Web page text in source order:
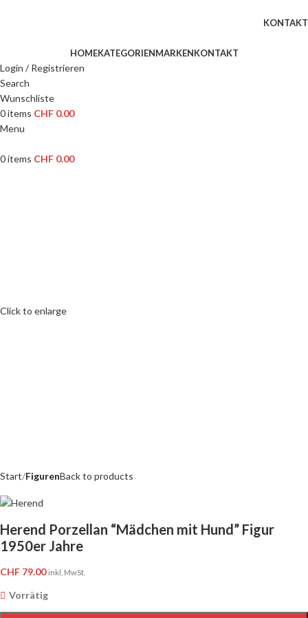
KONTAKT
HOMEKATEGORIENMARKENKONTAKT
Login / Registrieren
Search
Wunschliste
0items CHF 0.00
Menu
0items CHF 0.00
Click to enlarge
Start FigurenBack to products
Herend Porzellan “Mädchen mit Hund” Figur
1950er Jahre
CHF 79.00 inkl. MwSt.
Vorrätig